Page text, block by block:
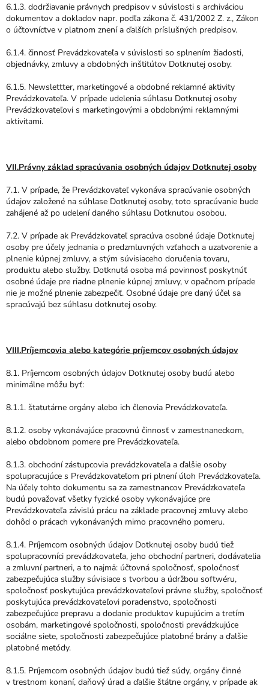
6.1.3. dodržiavanie právnych predpisov v súvislosti s archiváciou
dokumentov a dokladov napr. podľa zákona č. 431/2002 Z. z., Zákon
o účtovníctve v platnom znení a ďalších príslušných predpisov.
6.1.4. činnosť Prevádzkovateľa v súvislosti so splnením žiadosti,
objednávky, zmluvy a obdobných inštitútov Dotknutej osoby.
6.1.5. Newslettter, marketingové a obdobné reklamné aktivity
Prevádzkovateľa. V prípade udelenia súhlasu Dotknutej osoby
Prevádzkovateľovi s marketingovými a obdobnými reklamnými
aktivitami.
VII.Právny základ spracúvania osobných údajov Dotknutej osoby
7.1. V prípade, že Prevádzkovateľ vykonáva spracúvanie osobných
údajov založené na súhlase Dotknutej osoby, toto spracúvanie bude
zahájené až po udelení daného súhlasu Dotknutou osobou.
7.2. V prípade ak Prevádzkovateľ spracúva osobné údaje Dotknutej
osoby pre účely jednania o predzmluvných vzťahoch a uzatvorenie a
plnenie kúpnej zmluvy, a stým súvisiaceho doručenia tovaru,
produktu alebo služby. Dotknutá osoba má povinnosť poskytnúť
osobné údaje pre riadne plnenie kúpnej zmluvy, v opačnom prípade
nie je možné plnenie zabezpečiť. Osobné údaje pre daný účel sa
spracúvajú bez súhlasu dotknutej osoby.
VIII.Príjemcovia alebo kategórie príjemcov osobných údajov
8.1. Príjemcom osobných údajov Dotknutej osoby budú alebo
minimálne môžu byť:
8.1.1. štatutárne orgány alebo ich členovia Prevádzkovateľa.
8.1.2. osoby vykonávajúce pracovnú činnosť v zamestnaneckom,
alebo obdobnom pomere pre Prevádzkovateľa.
8.1.3. obchodní zástupcovia prevádzkovateľa a ďalšie osoby
spolupracujúce s Prevádzkovateľom pri plnení úloh Prevádzkovateľa.
Na účely tohto dokumentu sa za zamestnancov Prevádzkovateľa
budú považovať všetky fyzické osoby vykonávajúce pre
Prevádzkovateľa závislú prácu na základe pracovnej zmluvy alebo
dohôd o prácach vykonávaných mimo pracovného pomeru.
8.1.4. Príjemcom osobných údajov Dotknutej osoby budú tiež
spolupracovníci prevádzkovateľa, jeho obchodní partneri, dodávatelia
a zmluvní partneri, a to najmä: účtovná spoločnosť, spoločnosť
zabezpečujúca služby súvisiace s tvorbou a údržbou softwéru,
spoločnosť poskytujúca prevádzkovateľovi právne služby, spoločnosť
poskytujúca prevádzkovateľovi poradenstvo, spoločnosti
zabezpečujúce prepravu a dodanie produktov kupujúcim a tretím
osobám, marketingové spoločnosti, spoločnosti prevádzkujúce
sociálne siete, spoločnosti zabezpečujúce platobné brány a ďalšie
platobné metódy.
8.1.5. Príjemcom osobných údajov budú tiež súdy, orgány činné
v trestnom konaní, daňový úrad a ďalšie štátne orgány, v prípade ak